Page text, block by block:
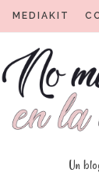
MEDIAKIT
Un
en la
encanto